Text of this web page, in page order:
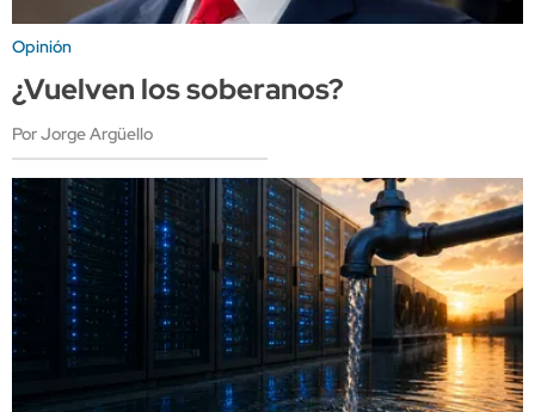
Opinión
¿Vuelven los soberanos?
Por Jorge Argüello